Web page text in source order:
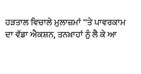
ਹੜਤਾਲ ਵਿਚਾਲੇ ਮੁਲਾਜ਼ਮਾਂ ''ਤੇ ਪਾਵਰਕਾਮ
ਦਾ ਵੱਡਾ ਐਕਸ਼ਨ, ਤਨਖ਼ਾਹਾਂ ਨੂੰ ਲੈ ਕੇ ਆ